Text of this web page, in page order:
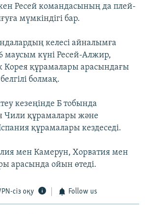
Ресей командасының да плей-
мүмкіндігі бар.
келесі айналымға
маусым күні Ресей-Алжир,
Корея құрамалары арасындағы
болмақ.
кезеңінде Б тобында
Чили құрамалары және
құрамалары кездеседі.
мен Камерун, Хорватия мен
арасында ойын өтеді.
сіз оқу Follow us